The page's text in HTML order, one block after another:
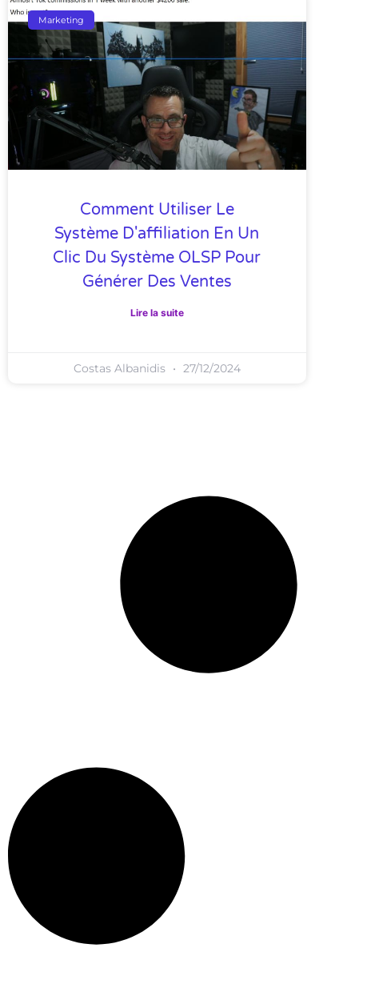
Marketing
Comment Utiliser Le
Système D'affiliation En Un
Clic Du Système OLSP Pour
Générer Des Ventes
Lire la suite
Costas Albanidis 27/12/2024